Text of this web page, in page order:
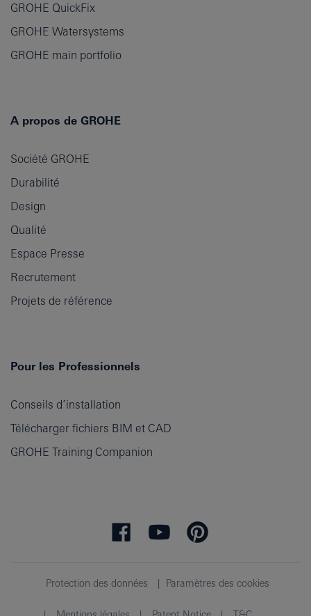
GROHE QuickFix
GROHE Watersystems
GROHE main portfolio
A propos de GROHE
Société GROHE
Durabilité
Design
Qualité
Espace Presse
Recrutement
Projets de référence
Pour les Professionnels
Conseils d’installation
Télécharger fichiers BIM et CAD
GROHE Training Companion
Protection des données Paramètres des cookies